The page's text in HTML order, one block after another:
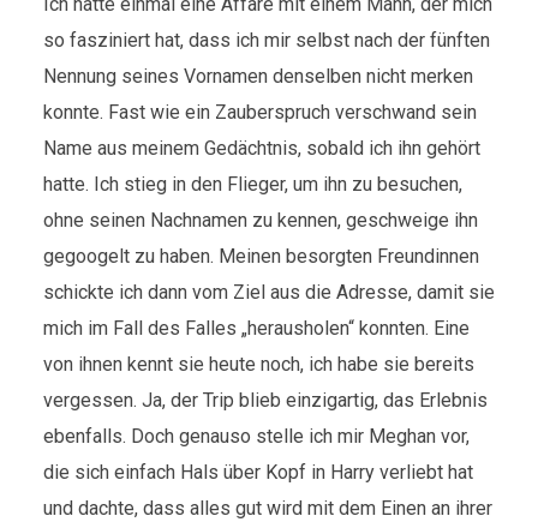
so fasziniert hat, dass ich mir selbst nach der fünften
Nennung seines Vornamen denselben nicht merken
konnte. Fast wie ein Zauberspruch verschwand sein
Name aus meinem Gedächtnis, sobald ich ihn gehört
hatte. Ich stieg in den Flieger, um ihn zu besuchen,
ohne seinen Nachnamen zu kennen, geschweige ihn
gegoogelt zu haben. Meinen besorgten Freundinnen
schickte ich dann vom Ziel aus die Adresse, damit sie
mich im Fall des Falles „herausholen“ konnten. Eine
von ihnen kennt sie heute noch, ich habe sie bereits
vergessen. Ja, der Trip blieb einzigartig, das Erlebnis
ebenfalls. Doch genauso stelle ich mir Meghan vor,
die sich einfach Hals über Kopf in Harry verliebt hat
und dachte, dass alles gut wird mit dem Einen an ihrer